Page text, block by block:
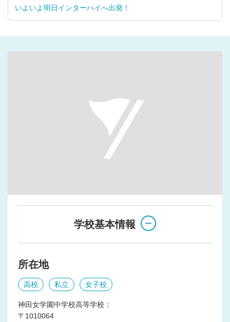
いよいよ明日インターハイへ出発！
学校基本情報
所在地
高校 私立 女子校
神田女学園中学校高等学校：
〒1010064